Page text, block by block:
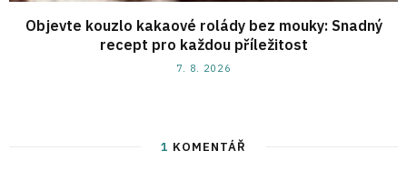
Objevte kouzlo kakaové rolády bez mouky: Snadný
recept pro každou příležitost
7. 8. 2026
1 KOMENTÁŘ